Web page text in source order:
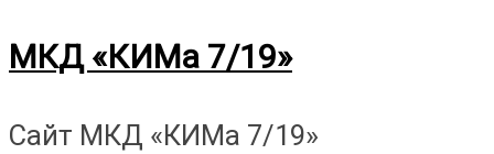
Перейти
содержимому
МКД «КИМа 7/19»
Сайт МКД «КИМа 7/19»